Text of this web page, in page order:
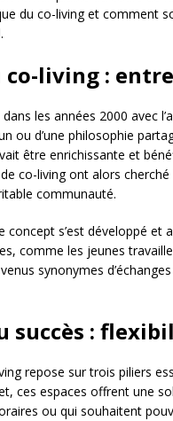
du co-living et comment
co-living :
les années 2000 avec
ou d’une philosophie
être enrichissante et
co-living ont alors
communauté.
concept s’est développé
comme les jeunes
synonymes
succès :
repose sur trois piliers
ces espaces offrent une
ou qui souhaitent